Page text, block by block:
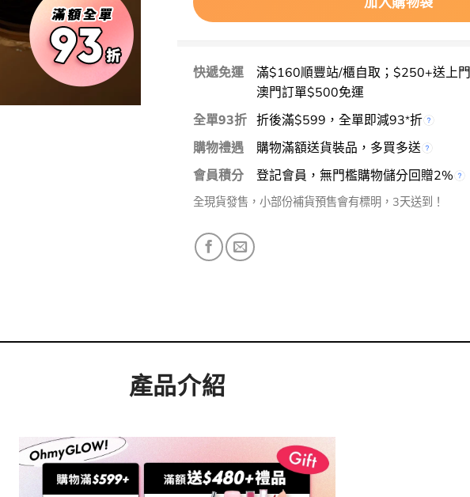
快遞免運
滿$160順豐站/櫃自取；$250+送上門
澳門訂單$500免運
全單93折 折後滿$599，全單即減93*折
購物禮遇
購物滿額送貨裝品，多買多送
會員積分
登記會員，無門檻購物儲分回贈2%
全現貨發售，小部份補貨預售會有標明，3天送到！
產品介紹